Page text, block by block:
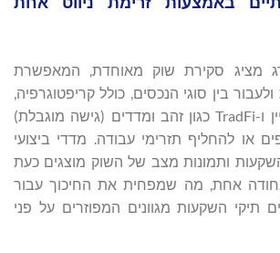
מציג סקירת שוק מאוחדת, המאפשרת
בין סוגי הנכסים, כולל קריפטוגרפיה,
מניות, נכסי בלוקצ'יין ו-TradFi כגון זהב ומדדים (גישה מוגבלת)
או להחליף תזרימי עבודה. מדדי ביצועי
ותמונות מצב של השוק מוצגים כעת
אחת, מה שמפחית את החיכוך עבור
תיקי השקעות מגוונים המפוזרים על פני